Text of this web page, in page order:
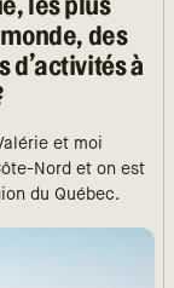
les plus
des
d’activités à
et moi
Nord et on est
du Québec.